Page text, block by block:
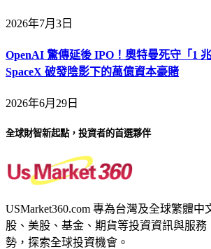
2026年7月3日
OpenAI 驚傳延後 IPO！奧特曼死守「1
SpaceX 破發陰影下的萬億資本豪賭
2026年6月29日
全球財智新起點，投資者的首選夥伴
USMarket360.com 專為台灣及全球繁體
股、美股、基金、期貨等投資資訊與服務
勢，探索全球投資機會。